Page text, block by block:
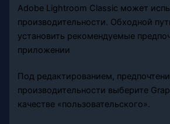
Adobe Lightroom Classic может
производительности. Обходной
установить рекомендуемые
приложении
Под редактированием,
производительности выберите
качестве «пользовательского».